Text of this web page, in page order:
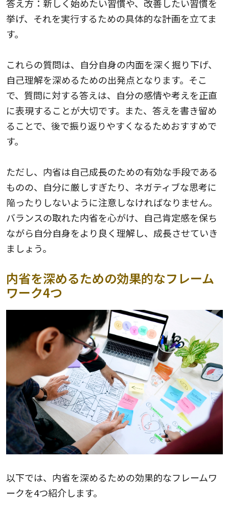
答え方：新しく始めたい習慣や、改善したい習慣を
挙げ、それを実行するための具体的な計画を立てま
す。
これらの質問は、自分自身の内面を深く掘り下げ、
自己理解を深めるための出発点となります。そこ
で、質問に対する答えは、自分の感情や考えを正直
に表現することが大切です。また、答えを書き留め
ることで、後で振り返りやすくなるためおすすめで
す。
ただし、内省は自己成長のための有効な手段である
ものの、自分に厳しすぎたり、ネガティブな思考に
陥ったりしないように注意しなければなりません。
バランスの取れた内省を心がけ、自己肯定感を保ち
ながら自分自身をより良く理解し、成長させていき
ましょう。
内省を深めるための効果的なフレーム
ワーク4つ
以下では、内省を深めるための効果的なフレームワ
ークを4つ紹介します。